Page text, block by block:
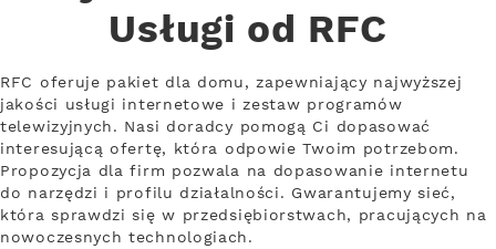
Usługi od RFC
RFC oferuje pakiet dla domu, zapewniający najwyższej
jakości usługi internetowe i zestaw programów
telewizyjnych. Nasi doradcy pomogą Ci dopasować
interesującą ofertę, która odpowie Twoim potrzebom.
Propozycja dla firm pozwala na dopasowanie internetu
do narzędzi i profilu działalności. Gwarantujemy sieć,
która sprawdzi się w przedsiębiorstwach, pracujących na
nowoczesnych technologiach.